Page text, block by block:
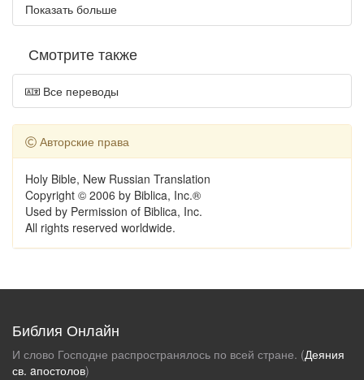
Показать больше
Смотрите также
Все переводы
Авторские права
Holy Bible, New Russian Translation
Copyright © 2006 by Biblica, Inc.®
Used by Permission of Biblica, Inc.
All rights reserved worldwide.
Библия Онлайн
И слово Господне распространялось по всей стране. (Деяния
св. aпостолов)